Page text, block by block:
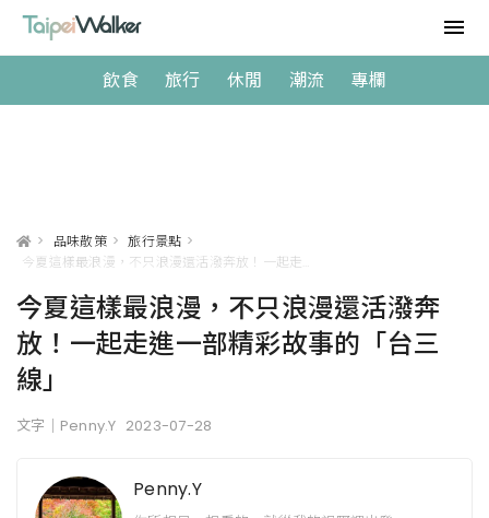
飲食 旅行 休閒 潮流 專欄
> 品味散策 > 旅行景點 >
今夏這樣最浪漫，不只浪漫還活潑奔
放！一起走進一部精彩故事的「台三
線」
文字｜Penny.Y 2023-07-28
Penny.Y